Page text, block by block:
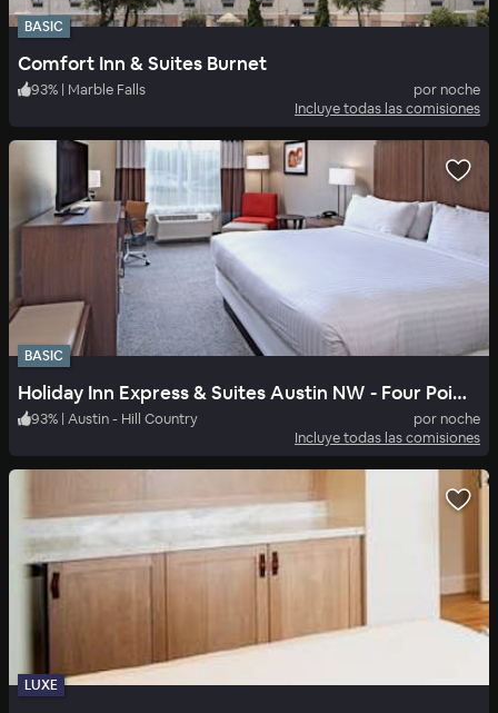
BASIC
Comfort Inn & Suites Burnet
93% | Marble Falls
por noche
Incluye todas las comisiones
BASIC
Holiday Inn Express & Suites Austin NW - Four Points
93% | Austin - Hill Country
por noche
Incluye todas las comisiones
LUXE